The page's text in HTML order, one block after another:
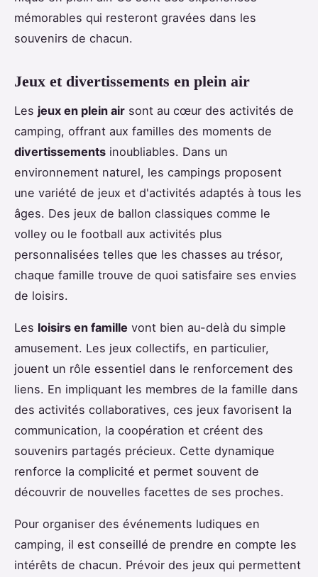
mémorables qui resteront gravées dans les
souvenirs de chacun.
Jeux et divertissements en plein air
Les jeux en plein air sont au cœur des activités de
camping, offrant aux familles des moments de
divertissements inoubliables. Dans un
environnement naturel, les campings proposent
une variété de jeux et d'activités adaptés à tous les
âges. Des jeux de ballon classiques comme le
volley ou le football aux activités plus
personnalisées telles que les chasses au trésor,
chaque famille trouve de quoi satisfaire ses envies
de loisirs.
Les loisirs en famille vont bien au-delà du simple
amusement. Les jeux collectifs, en particulier,
jouent un rôle essentiel dans le renforcement des
liens. En impliquant les membres de la famille dans
des activités collaboratives, ces jeux favorisent la
communication, la coopération et créent des
souvenirs partagés précieux. Cette dynamique
renforce la complicité et permet souvent de
découvrir de nouvelles facettes de ses proches.
Pour organiser des événements ludiques en
camping, il est conseillé de prendre en compte les
intérêts de chacun. Prévoir des jeux qui permettent